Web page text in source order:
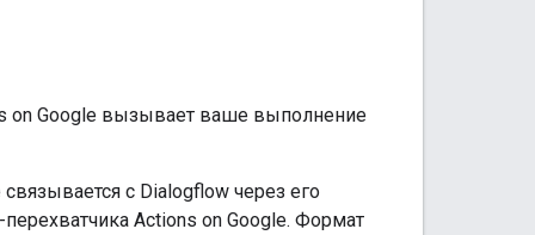
on Google вызывает ваше выполнение
с Dialogflow через его
Actions on Google. Формат